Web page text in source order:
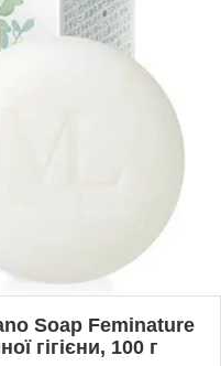
Soap Feminature
гігієни, 100 г